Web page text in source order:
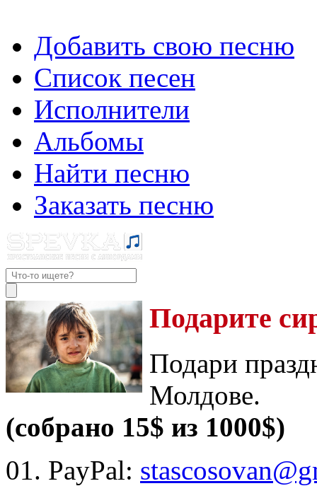
Добавить свою песню
Список песен
Исполнители
Альбомы
Найти песню
Заказать песню
Подарите
Подари
Молдове.
(собрано 15$ из 1000$)
01. PayPal: